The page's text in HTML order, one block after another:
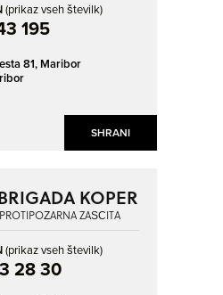
SHRANI
(prikaz vseh številk)
195
81, Maribor
KOPER
ZAŠČITA
(prikaz vseh številk)
28 30